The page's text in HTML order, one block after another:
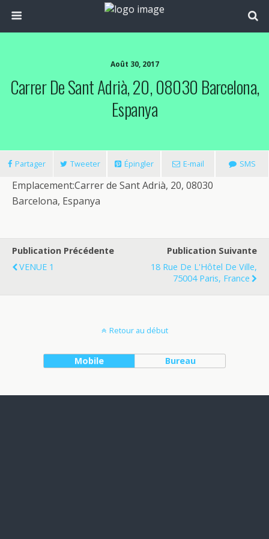
Août 30, 2017
Carrer De Sant Adrià, 20, 08030 Barcelona,
Espanya
Partager Tweeter Épingler E-mail SMS
Emplacement:Carrer de Sant Adrià, 20, 08030
Barcelona, Espanya
Publication Précédente
VENUE 1
Publication Suivante
18 Rue De L'Hôtel De Ville,
75004 Paris, France
Retour au début
Mobile Bureau